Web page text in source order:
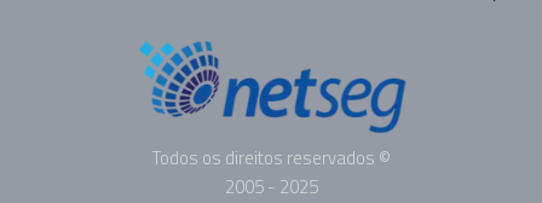
Todos os direitos reservados ©
2005 - 2025